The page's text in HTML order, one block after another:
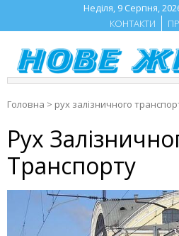
content
Неділя, 9 Серпня,
КОНТАКТИ
Головна > рух залізничного
Рух
Транспорту